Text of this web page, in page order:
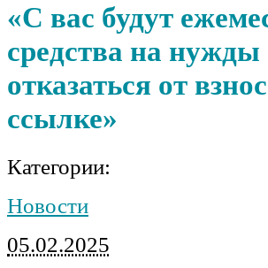
«С вас будут
средства на
отказаться от
ссылке»
Категории:
Новости
05.02.2025